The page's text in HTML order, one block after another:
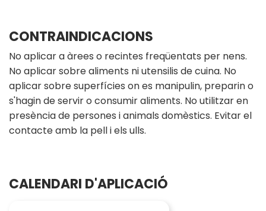
CONTRAINDICACIONS
No aplicar a àrees o recintes freqüentats per nens.
No aplicar sobre aliments ni utensilis de cuina. No
aplicar sobre superfícies on es manipulin, preparin o
s'hagin de servir o consumir aliments. No utilitzar en
presència de persones i animals domèstics. Evitar el
contacte amb la pell i els ulls.
CALENDARI D'APLICACIÓ